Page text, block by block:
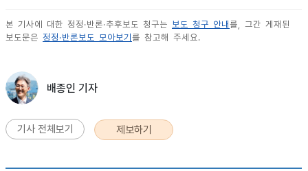
본 기사에 대한 정정·반론·추후보도 청구는 보도 청구 안내 를, 그간 게재된
보도문은 정정·반론보도 모아보기 를 참고해 주세요.
배종인 기자
기사 전체보기 제보하기